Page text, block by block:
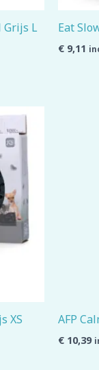
Grijs L Eat
€ 9,11
XS AFP
€ 10,39